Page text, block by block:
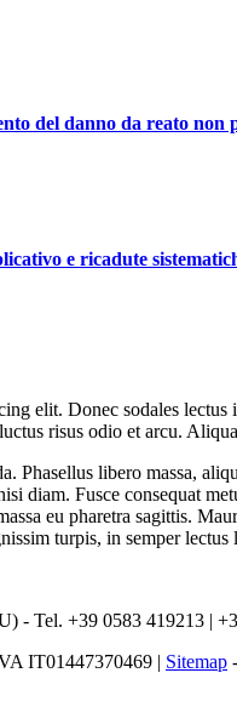
del danno da reato non
e ricadute
elit. Donec sodales
risus odio et arcu.
Phasellus libero massa,
diam. Fusce consequat
eu pharetra sagittis.
turpis, in semper lectus
- Tel. +39 0583 419213 |
IT01447370469 | Sitemap -